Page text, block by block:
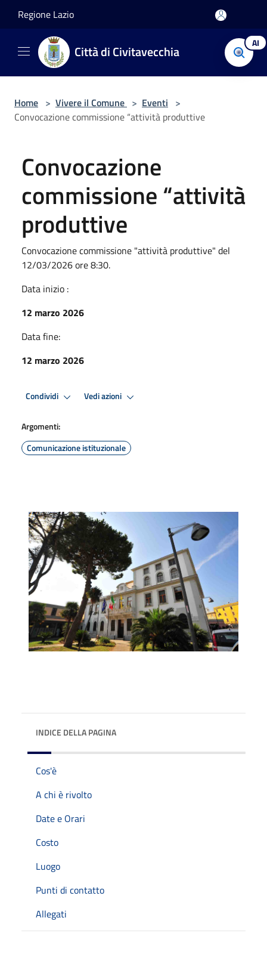
Regione Lazio
Città di Civitavecchia AI
Home > Vivere il Comune > Eventi >
Convocazione commissione “attività produttive
Convocazione
commissione “attività
produttive
Convocazione commissione "attività produttive" del
12/03/2026 ore 8:30.
Data inizio :
12 marzo 2026
Data fine:
12 marzo 2026
Condividi Vedi azioni
Argomenti:
Comunicazione istituzionale
INDICE DELLA PAGINA
Cos'è
A chi è rivolto
Date e Orari
Costo
Luogo
Punti di contatto
Allegati